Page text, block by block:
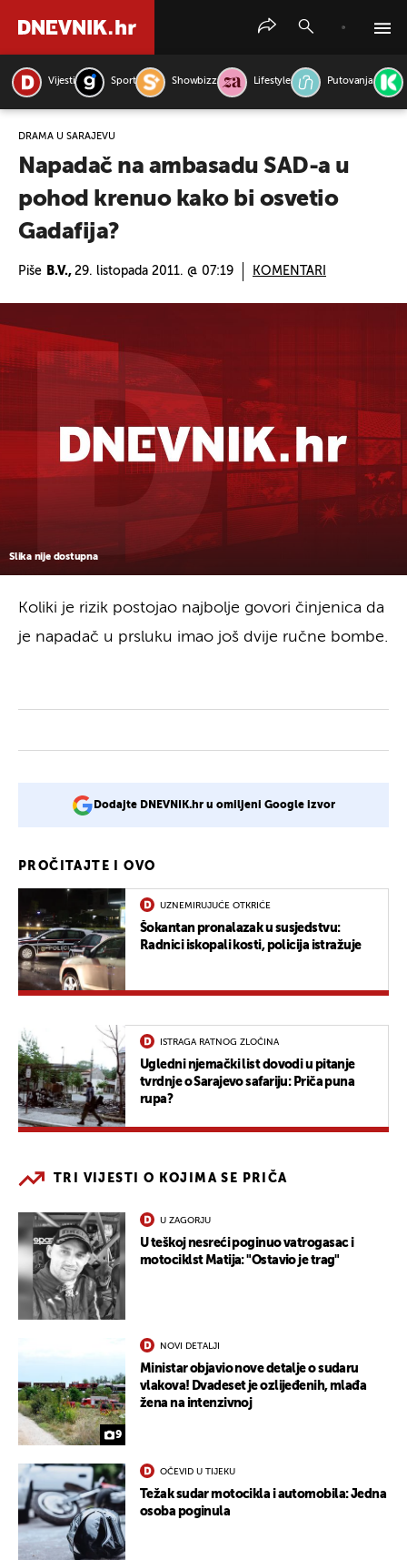
Vijesti Sport Showbizz Lifestyle Putovanja
DRAMA U SARAJEVU
Napadač na ambasadu SAD-a u
pohod krenuo kako bi osvetio
Gadafija?
Piše B.V., 29. listopada 2011. @ 07:19 KOMENTARI
Slika nije dostupna
Koliki je rizik postojao najbolje govori činjenica da
je napadač u prsluku imao još dvije ručne bombe.
Dodajte DNEVNIK.hr u omiljeni Google izvor
PROČITAJTE I OVO
UZNEMIRUJUĆE OTKRIĆE
Šokantan pronalazak u susjedstvu:
Radnici iskopali kosti, policija istražuje
ISTRAGA RATNOG ZLOČINA
Ugledni njemački list dovodi u pitanje
tvrdnje o Sarajevo safariju: Priča puna
rupa?
TRI VIJESTI O KOJIMA SE PRIČA
U ZAGORJU
U teškoj nesreći poginuo vatrogasac i
motociklst Matija: "Ostavio je trag"
9
NOVI DETALJI
Ministar objavio nove detalje o sudaru
vlakova! Dvadeset je ozlijeđenih, mlađa
žena na intenzivnoj
OČEVID U TIJEKU
Težak sudar motocikla i automobila: Jedna
osoba poginula
PRETRAŽITE VIJESTI